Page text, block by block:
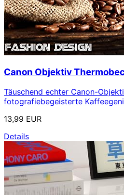
Canon Objektiv
Täuschend echter Canon-
fotografiebegeisterte
13,99 EUR
Details